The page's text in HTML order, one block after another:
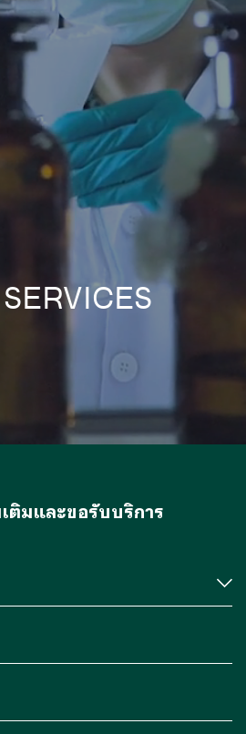
ติมและขอรับบริการ